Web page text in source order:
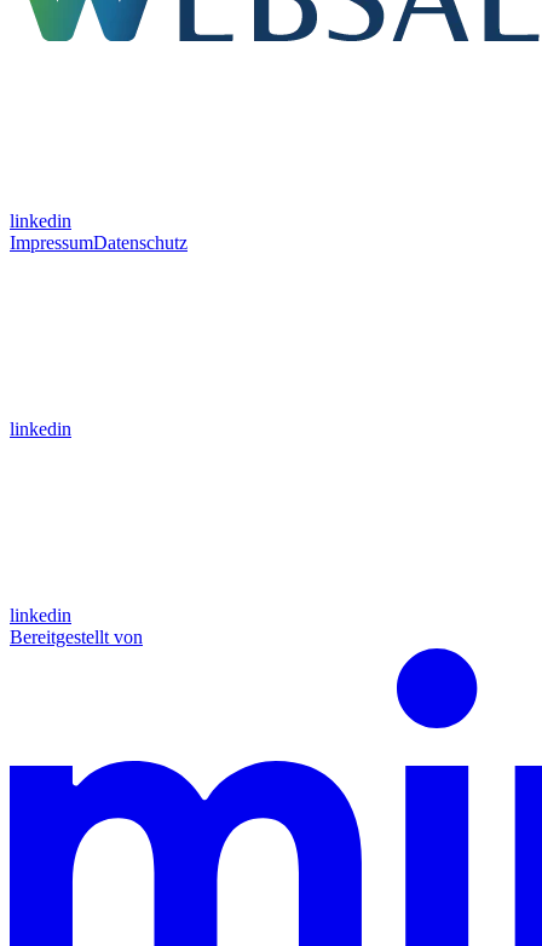
linkedin
ImpressumDatenschutz
linkedin
linkedin
Bereitgestellt von